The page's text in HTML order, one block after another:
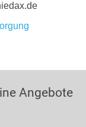
Angebote